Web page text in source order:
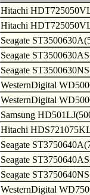
Hitachi
Hitachi
Seagate
Seagate
Seagate
WesternDigital
WesternDigital
Samsung
Hitachi
Seagate
Seagate
Seagate
WesternDigital